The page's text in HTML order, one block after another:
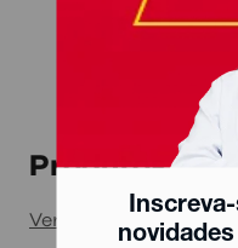
Produtos
Ver todos